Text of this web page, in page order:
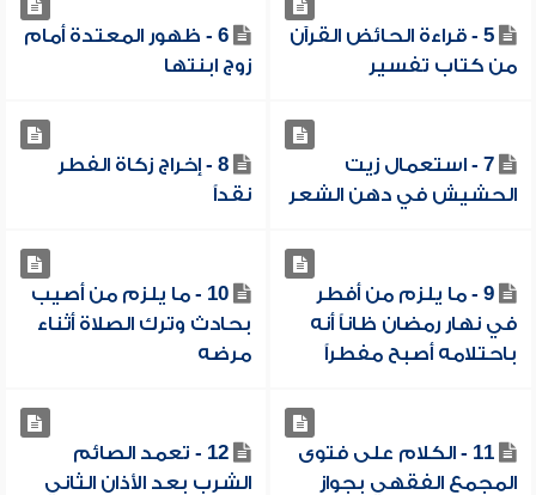
5 - قراءة الحائض القرآن
من كتاب تفسير
6 - ظهور المعتدة أمام
زوج ابنتها
7 - استعمال زيت
الحشيش في دهن الشعر
8 - إخراج زكاة الفطر
نقداً
9 - ما يلزم من أفطر
في نهار رمضان ظاناً أنه
باحتلامه أصبح مفطراً
10 - ما يلزم من أصيب
بحادث وترك الصلاة أثناء
مرضه
11 - الكلام على فتوى
المجمع الفقهي بجواز
12 - تعمد الصائم
الشرب بعد الأذان الثاني